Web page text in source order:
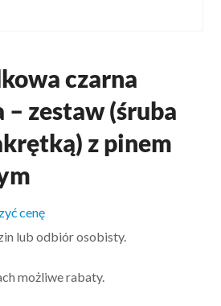
czarna
– zestaw (śruba
z pinem
cenę
lub odbiór osobisty.
możliwe rabaty.